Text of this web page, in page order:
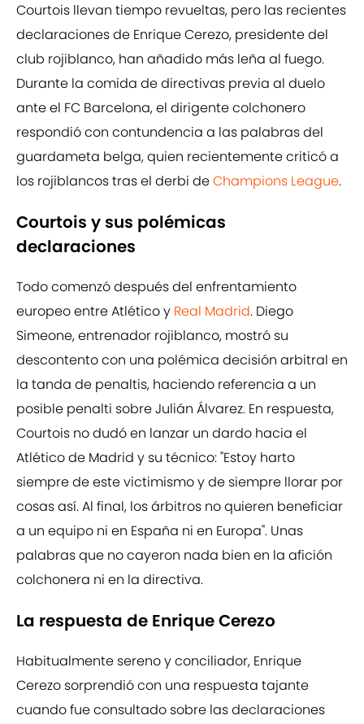
Courtois llevan tiempo revueltas, pero las recientes
declaraciones de Enrique Cerezo, presidente del
club rojiblanco, han añadido más leña al fuego.
Durante la comida de directivas previa al duelo
ante el FC Barcelona, el dirigente colchonero
respondió con contundencia a las palabras del
guardameta belga, quien recientemente criticó a
los rojiblancos tras el derbi deChampions League.
Courtois y sus polémicas
declaraciones
Todo comenzó después del enfrentamiento
europeo entre Atlético y Real Madrid. Diego
Simeone, entrenador rojiblanco, mostró su
descontento con una polémica decisión arbitral en
la tanda de penaltis, haciendo referencia a un
posible penalti sobre Julián Álvarez. En respuesta,
Courtois no dudó en lanzar un dardo hacia el
Atlético de Madrid y su técnico: "Estoy harto
siempre de este victimismo y de siempre llorar por
cosas así. Al final, los árbitros no quieren beneficiar
a un equipo ni en España ni en Europa". Unas
palabras que no cayeron nada bien en la afición
colchonera ni en la directiva.
La respuesta de Enrique Cerezo
Habitualmente sereno y conciliador, Enrique
Cerezo sorprendió con una respuesta tajante
cuando fue consultado sobre las declaraciones